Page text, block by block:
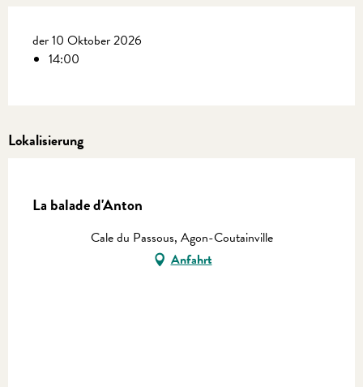
der 10 Oktober 2026
14:00
Lokalisierung
La balade d'Anton
Cale du Passous, Agon-Coutainville
Anfahrt